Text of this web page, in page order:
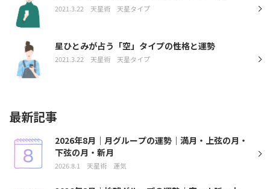
2021.3.22 天星術 天星タイプ
星ひとみが占う「空」タイプの性格と運勢
2021.3.22 天星術 天星タイプ
最新記事
2026年8月｜月グループの運勢｜満月・上弦の月・
下弦の月・新月
2026.8.1 天星術 運気